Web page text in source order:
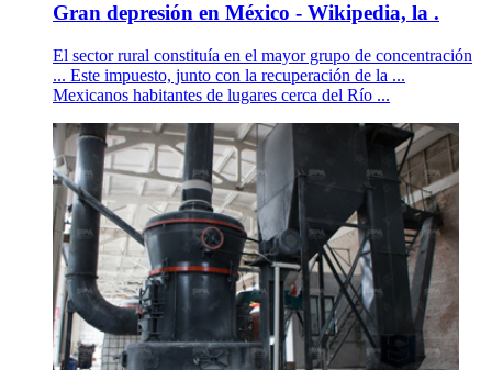
Gran depresión en México - Wikipedia, la .
El sector rural constituía en el mayor grupo de concentración
... Este impuesto, junto con la recuperación de la ...
Mexicanos habitantes de lugares cerca del Río ...